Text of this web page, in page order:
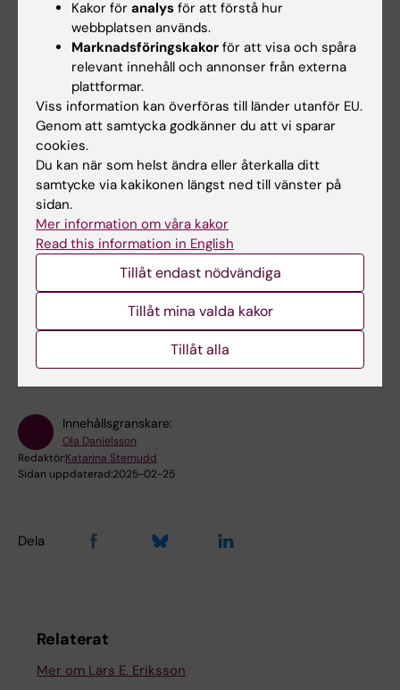
regeringen har ställt sig bakom målet om ett
rökfritt Sverige 2025. Det har också mer än 170
organisationer gjort och rökningen minskar
stadigt. 2016 var det endast nio procent av
befolkningen mellan 16 och 84 år i Sverige som
rökte dagligen, tio procent av kvinnorna och åtta
procent av männen. Tolv procent av de som
endast har gått grundskola röker dagligen medan
motsvarande siffra för de som utbildat sig efter
gymnasiet endast är fem procent. Källa:
Folkhälsomyndigheten
Hade du nytta av informationen på denna sida?
Yes
Innehållsgranskare:
Ola Danielsson
Redaktör:Katarina Sternudd
Sidan uppdaterad:2025-02-25
Dela
Relaterat
Mer om Lars E. Eriksson
Kakor för analys för att förstå hur
webbplatsen används.
Marknadsföringskakor för att visa och spåra
relevant innehåll och annonser från externa
plattformar.
Viss information kan överföras till länder utanför EU.
Genom att samtycka godkänner du att vi sparar
cookies.
Du kan när som helst ändra eller återkalla ditt
samtycke via kakikonen längst ned till vänster på
sidan.
Mer information om våra kakor
Read this information in English
Tillåt endast nödvändiga
Tillåt mina valda kakor
Tillåt alla